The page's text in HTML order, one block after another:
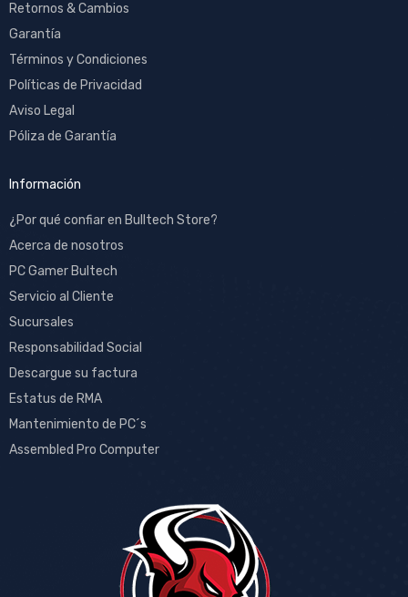
Retornos & Cambios
Garantía
Términos y Condiciones
Políticas de Privacidad
Aviso Legal
Póliza de Garantía
Información
¿Por qué confiar en Bulltech Store?
Acerca de nosotros
PC Gamer Bultech
Servicio al Cliente
Sucursales
Responsabilidad Social
Descargue su factura
Estatus de RMA
Mantenimiento de PC´s
Assembled Pro Computer